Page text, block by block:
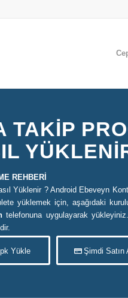
TAKIP
REHBERİ
Yüklenir ? Android Ebeveyn
yüklemek için, aşağıdaki
telefonuna uygulayarak
Yükle Şimdi Satın